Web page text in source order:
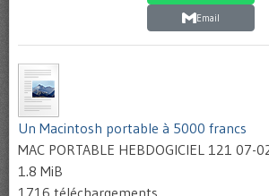
Email
Un Macintosh portable à 5000 francs
MAC PORTABLE HEBDOGICIEL 121 07-
1.8 MiB